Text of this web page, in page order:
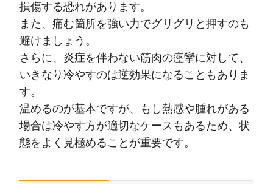
損傷する恐れがあります。
また、痛む箇所を強い力でグリグリと押すのも
避けましょう。
さらに、炎症を伴わない筋肉の痙攣に対して、
いきなり冷やすのは逆効果になることもありま
す。
温めるのが基本ですが、もし熱感や腫れがある
場合は冷やす方が適切なケースもあるため、状
態をよく見極めることが重要です。